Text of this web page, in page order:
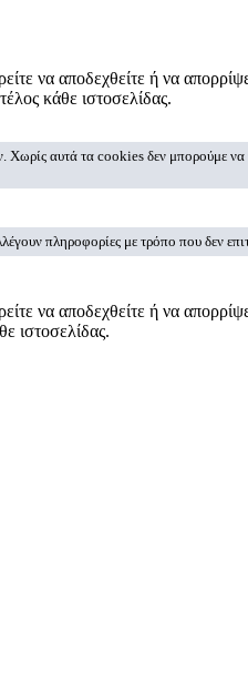
να αποδεχθείτε ή να
κάθε ιστοσελίδας.
αυτά τα cookies δεν μπορούμε
πληροφορίες με τρόπο που δεν
να αποδεχθείτε ή να
ιστοσελίδας.